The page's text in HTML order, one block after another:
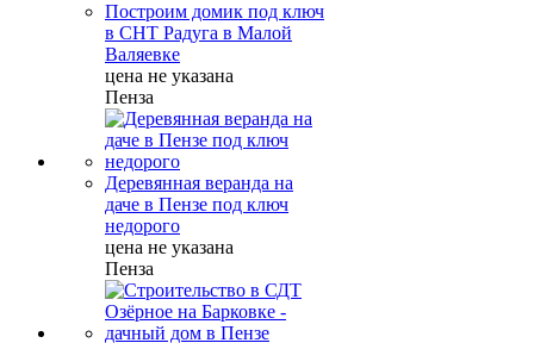
Построим домик под ключ
в СНТ Радуга в Малой
Валяевке
цена не указана
Пенза
Деревянная веранда на
даче в Пензе под ключ
недорого
цена не указана
Пенза